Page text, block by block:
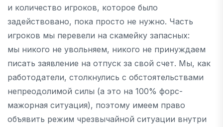
и количество игроков, которое было
задействовано, пока просто не нужно. Часть
игроков мы перевели на скамейку запасных:
мы никого не увольняем, никого не принуждаем
писать заявление на отпуск за свой счет. Мы, как
работодатели, столкнулись с обстоятельствами
непреодолимой силы (а это на 100% форс-
мажорная ситуация), поэтому имеем право
объявить режим чрезвычайной ситуации внутри